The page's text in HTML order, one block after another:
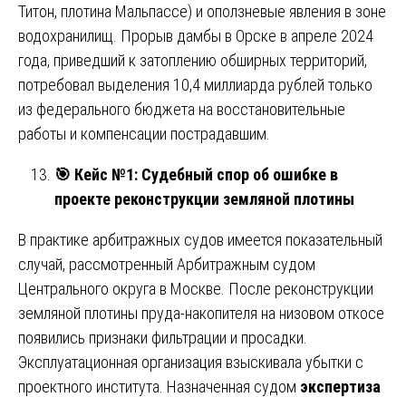
Титон, плотина Мальпассе) и оползневые явления в зоне
водохранилищ. Прорыв дамбы в Орске в апреле 2024
года, приведший к затоплению обширных территорий,
потребовал выделения 10,4 миллиарда рублей только
из федерального бюджета на восстановительные
работы и компенсации пострадавшим.
🎯 Кейс №1: Судебный спор об ошибке в
проекте реконструкции земляной плотины
В практике арбитражных судов имеется показательный
случай, рассмотренный Арбитражным судом
Центрального округа в Москве. После реконструкции
земляной плотины пруда-накопителя на низовом откосе
появились признаки фильтрации и просадки.
Эксплуатационная организация взыскивала убытки с
проектного института. Назначенная судом экспертиза